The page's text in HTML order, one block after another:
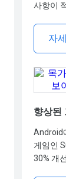
사항이
자
향상된
Android
게임인
30% 개